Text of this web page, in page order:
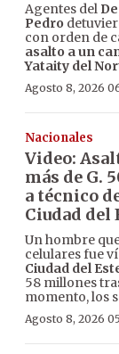
Agentes del
Pedro
con orden de
asalto a un
Yataity del
Agosto 8, 2026
Nacionales
Video:
más de G.
a técnico
Ciudad del
Un hombre
celulares fue
Ciudad del
58 millones
momento, los
Agosto 8, 2026